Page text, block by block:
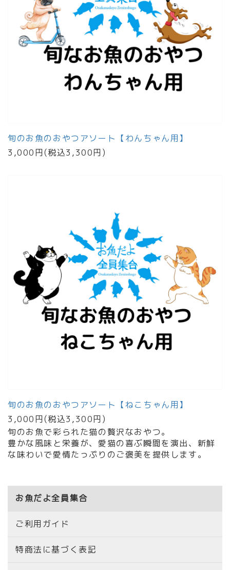
旬のお魚のおやつアソート【わんちゃん用】
3,000円(税込3,300円)
旬のお魚のおやつアソート【ねこちゃん用】
3,000円(税込3,300円)
旬のお魚で彩られた猫の贅沢なおやつ。
豊かな風味と栄養が、愛猫の喜ぶ瞬間を演出、新鮮
な味わいで愛情たっぷりのご褒美を提供します。
お魚だよ全員集合
ご利用ガイド
特商法に基づく表記